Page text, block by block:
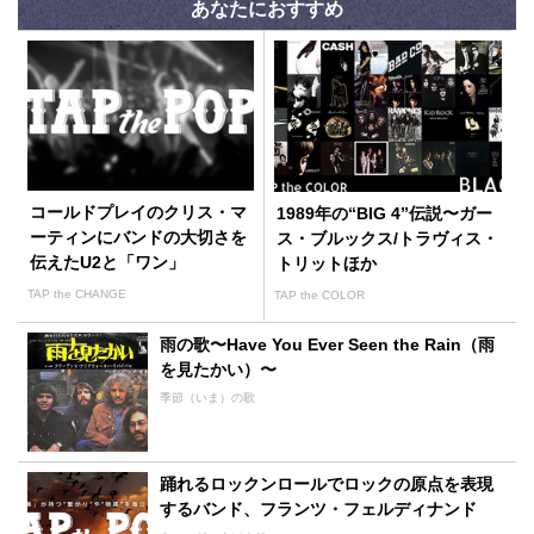
あなたにおすすめ
コールドプレイのクリス・マ
ーティンにバンドの大切さを
伝えたU2と「ワン」
TAP the CHANGE
1989年の“BIG 4”伝説〜ガー
ス・ブルックス/トラヴィス・
トリットほか
TAP the COLOR
雨の歌〜Have You Ever Seen the Rain（雨
を見たかい）〜
季節（いま）の歌
踊れるロックンロールでロックの原点を表現
するバンド、フランツ・フェルディナンド